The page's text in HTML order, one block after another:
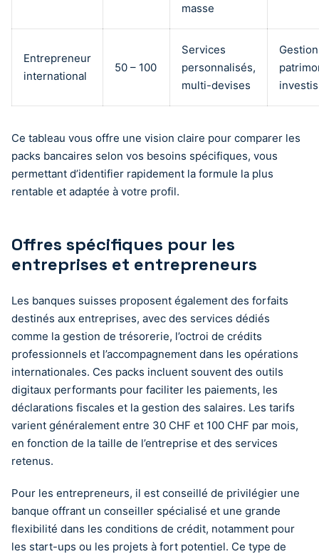
masse
Entrepreneur
international
50 – 100
Services
personnalisés,
multi-devises
Gestion
Ce tableau vous offre une vision claire pour comparer les
packs bancaires selon vos besoins spécifiques, vous
permettant d’identifier rapidement la formule la plus
rentable et adaptée à votre profil.
Offres spécifiques pour les
entreprises et entrepreneurs
Les banques suisses proposent également des forfaits
destinés aux entreprises, avec des services dédiés
comme la gestion de trésorerie, l’octroi de crédits
professionnels et l’accompagnement dans les opérations
internationales. Ces packs incluent souvent des outils
digitaux performants pour faciliter les paiements, les
déclarations fiscales et la gestion des salaires. Les tarifs
varient généralement entre 30 CHF et 100 CHF par mois,
en fonction de la taille de l’entreprise et des services
retenus.
Pour les entrepreneurs, il est conseillé de privilégier une
banque offrant un conseiller spécialisé et une grande
flexibilité dans les conditions de crédit, notamment pour
les start-ups ou les projets à fort potentiel. Ce type de